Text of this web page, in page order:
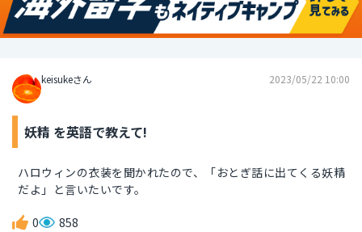
keisukeさん 2023/05/22 10:00
妖精 を英語で教えて!
ハロウィンの衣装を聞かれたので、「おとぎ話に出てくる妖精
だよ」と言いたいです。
0 858